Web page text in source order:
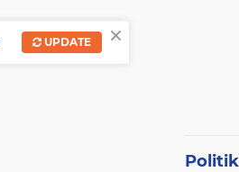
Politik
×
UPDATE